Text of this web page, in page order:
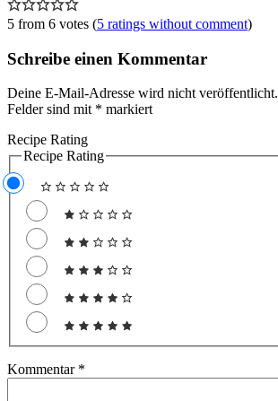
5 from 6 votes (5 ratings without comment)
Schreibe einen Kommentar
Deine E-Mail-Adresse wird nicht veröffentlicht.
Felder sind mit * markiert
Recipe Rating
Recipe Rating
Kommentar *